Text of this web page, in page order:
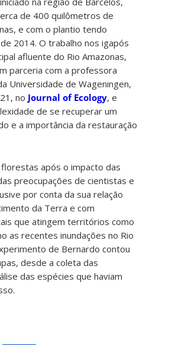
de 400 quilômetros de
e com o plantio tendo
2014. O trabalho nos igapós
afluente do Rio Amazonas,
parceria com a professora
Universidade de Wageningen,
no Journal of Ecology, e
de se recuperar um
e a importância da restauração
após o impacto das
preocupações de cientistas e
por conta da sua relação
da Terra e com
que atingem territórios como
as recentes inundações no Rio
de Bernardo contou
desde a coleta das
das espécies que haviam